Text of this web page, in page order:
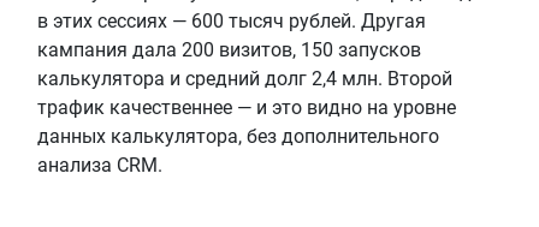
в этих сессиях — 600 тысяч рублей. Другая
кампания дала 200 визитов, 150 запусков
калькулятора и средний долг 2,4 млн. Второй
трафик качественнее — и это видно на уровне
данных калькулятора, без дополнительного
анализа CRM.